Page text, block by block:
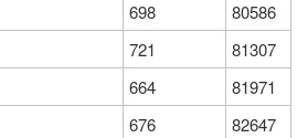
698
80586
721
81307
664
81971
676
82647